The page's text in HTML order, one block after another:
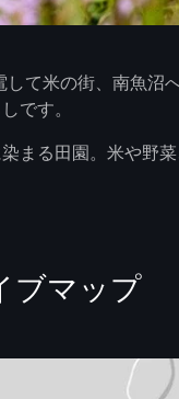
して米の街、南魚沼
です。
まる田園。米や野
ブマップ